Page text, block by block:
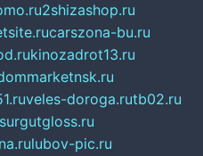
2shizashop.ru
carszona-bu.ru
kinozadrot13.ru
veles-doroga.rutb02.ru
surgutgloss.ru
lubov-pic.ru